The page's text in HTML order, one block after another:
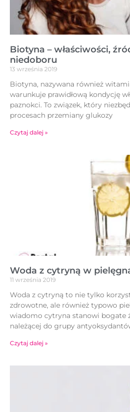
Biotyna – właściwości,
niedoboru
13 września 2019
Biotyna, nazywana również
warunkuje prawidłową kondycję
paznokci. To związek, który
procesach przemiany glukozy
Czytaj dalej »
Woda z cytryną w
11 września 2019
Woda z cytryną to nie tylko
zdrowotne, ale również typowo
wiadomo cytryna stanowi bogate
należącej do grupy
Czytaj dalej »